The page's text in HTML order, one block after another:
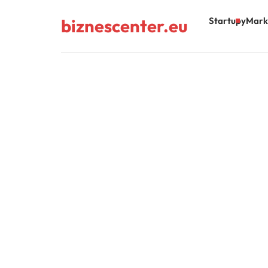
biznescenter.eu Startupy